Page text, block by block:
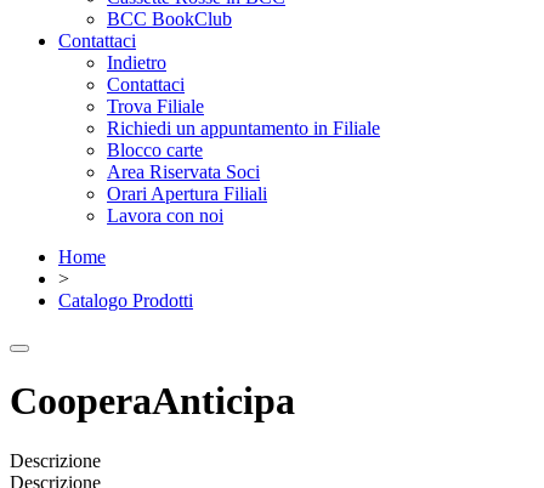
BCC BookClub
Contattaci
Indietro
Contattaci
Trova Filiale
Richiedi un appuntamento in Filiale
Blocco carte
Area Riservata Soci
Orari Apertura Filiali
Lavora con noi
Home
>
Catalogo Prodotti
CooperaAnticipa
Descrizione
Descrizione